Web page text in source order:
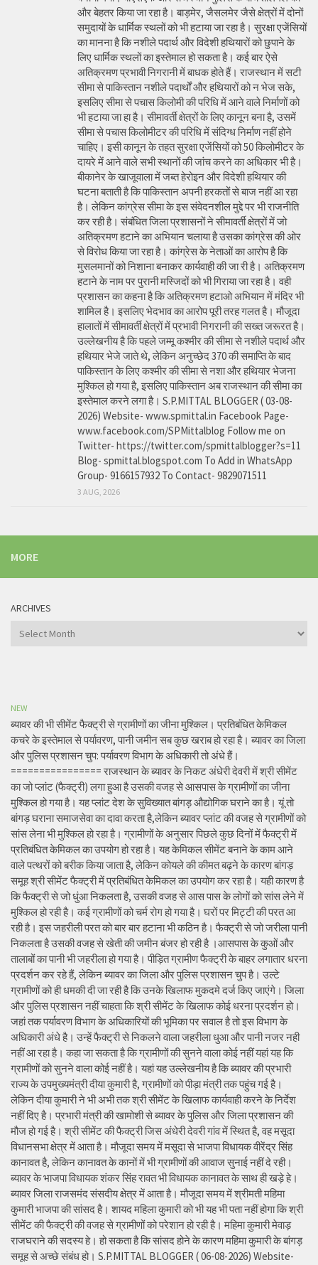
और बेहतर किया जा रहा है। बाड़मेर, जैसलमेर जैसे क्षेत्रों में दोनों
समुदायों के धार्मिक स्थलों को भी हटाया जा रहा है। सुरक्षा एजेंसियों
का मानना है कि नशीले पदार्थ और विदेशी हथियारों को छुपाने के
लिए धार्मिक स्थलों का इस्तेमाल हो सकता है। कई बार ऐसे
अतिक्रमण प्रभावी निगरानी में बाधक होते हैं। राजस्थान में सटी
सीमा से पाकिस्तान नशीले पदार्थों और हथियारों को न भेज सके,
इसलिए सीमा से पचास किलोमी की परिधि में आने वाले निर्माणों को
भी हटाया जा हा है। सीमावर्ती क्षेत्रों के लिए कानून बना है, उसमें
सीमा से पचास किलोमीटर की परिधि में संदिग्ध निर्माण नहीं होने
चाहिए। इसी कानून के तहत सुरक्षा एजेंसियों को 50 किलोमीटर के
दायरे में आने वाले सभी स्थानों की जांच करने का अधिकार भी है।
बीकानेर के खाजूवाला में जब्त हेरोइन और विदेशी हथियार की
घटना बताती है कि पाकिस्तान अपनी हरकतों से बाज नहीं आ रहा
है। लेकिन कांग्रेस सीमा के इस संवेदनशील मुद्दे पर भी राजनीति
कर रही है। संबंधित जिला प्रशासनों ने सीमावर्ती क्षेत्रों में जो
अतिक्रमण हटाने का अभियान चलाया है उसका कांग्रेस की ओर
से विरोध किया जा रहा है। कांग्रेस के नेताओं का आरोप है कि
मुसलमानों को निशाना बनाकर कार्यवाही की जा री है। अतिक्रमण
हटाने के नाम पर पुरानी मस्जिदों को भी गिराया जा रहा है। वही
प्रशासन का कहना है कि अतिक्रमण हटाओ अभियान में मंदिर भी
शामिल है। इसलिए भेदभाव का आरोप पूरी तरह गलत है। मौजूदा
हालातों में सीमावर्ती क्षेत्रों में प्रभावी निगरानी की सख्त जरूरत है।
उल्लेखनीय है कि पहले जम्मू कश्मीर की सीमा से नशीले पदार्थ और
हथियार भेजे जाते थे, लेकिन अनुच्छेद 370 की समाप्ति के बाद
पाकिस्तान के लिए कश्मीर की सीमा से नशा और हथियार भेजना
मुश्किल हो गया है, इसलिए पाकिस्तान अब राजस्थान की सीमा का
इस्तेमाल करने लगा है। S.P.MITTAL BLOGGER ( 03-08-
2026) Website- www.spmittal.in Facebook Page-
www.facebook.com/SPMittalblog Follow me on
Twitter- https://twitter.com/spmittalblogger?s=11
Blog- spmittal.blogspot.com To Add in WhatsApp
Group- 9166157932 To Contact- 9829071511
3 AUG, 2026
MORE
ARCHIVES
Archives
NEW
ब्यावर की भी सीमेंट फैक्ट्री से ग्रामीणों का जीना मुश्किल। प्रतिबंधित केमिकल
कचरे के इस्तेमाल से पर्यावरण, पानी जमीन सब कुछ खराब हो रहा है। ब्यावर का जिला
और पुलिस प्रशासन चुप: पर्यावरण विभाग के अधिकारी तो अंधे हैं।
================ राजस्थान के ब्यावर के निकट अंधेरी देवरी में श्री सीमेंट
का जो प्लांट (फैक्ट्री) लगा हुआ है उसकी वजह से आसपास के ग्रामीणों का जीना
मुश्किल हो गया है। यह प्लांट देश के सुविख्यात बांगड़ औद्योगिक घराने का है। यूं तो
बांगड़ घराना समाजसेवा का दावा करता है,लेकिन ब्यावर प्लांट की वजह से ग्रामीणों को
सांस लेना भी मुश्किल हो रहा है। ग्रामीणों के अनुसार पिछले कुछ दिनों में फैक्ट्री में
प्रतिबंधित केमिकल का उपयोग हो रहा है। यह केमिकल सीमेंट बनाने के काम आने
वाले पत्थरों को बरीक किया जाता है, लेकिन कोयले की कीमत बढ़ने के कारण बांगड़
समूह श्री सीमेंट फैक्ट्री में प्रतिबंधित केमिकल का उपयोग कर रहा है। यही कारण है
कि फैक्ट्री से जो धुंआ निकलता है, उसकी वजह से आस पास के लोगों को सांस लेने में
मुश्किल हो रही है। कई ग्रामीणों को चर्म रोग हो गया है। घरों पर मिट्टी की परत आ
रही है। इस जहरीली परत को बार बार हटाना भी कठिन है। फैक्ट्री से जो जरीला पानी
निकलता है उसकी वजह से खेती की जमीन बंजर हो रही है ।आसपास के कुओं और
तालाबों का पानी भी जहरीला हो गया है। पीड़ित ग्रामीण फैक्ट्री के बाहर लगातार धरना
प्रदर्शन कर रहे हैं, लेकिन ब्यावर का जिला और पुलिस प्रशासन चुप है। उल्टे
ग्रामीणों को ही धमकी दी जा रही है कि उनके खिलाफ मुकदमे दर्ज किए जाएंगे। जिला
और पुलिस प्रशासन नहीं चाहता कि श्री सीमेंट के खिलाफ कोई धरना प्रदर्शन हो।
जहां तक पर्यावरण विभाग के अधिकारियों की भूमिका पर सवाल है तो इस विभाग के
अधिकारी अंधे है। उन्हें फैक्ट्री से निकलने वाला जहरीला धुआ और पानी नजर नही
नहीं आ रहा है। कहा जा सकता है कि ग्रामीणों की सुनने वाला कोई नहीं यहां यह कि
ग्रामीणों को सुनने वाला कोई नहीं है। यहां यह उल्लेखनीय है कि ब्यावर की प्रभारी
राज्य के उपमुख्यमंत्री दीया कुमारी है, ग्रामीणों को पीड़ा मंत्री तक पहुंच गई है।
लेकिन दीया कुमारी ने भी अभी तक श्री सीमेंट के खिलाफ कार्यवाही करने के निर्देश
नहीं दिए है। प्रभारी मंत्री की खामोशी से ब्यावर के पुलिस और जिला प्रशासन की
मौज हो गई है। श्री सीमेंट की फैक्ट्री जिस अंधेरी देवरी गांव में स्थित है, वह मसूदा
विधानसभा क्षेत्र में आता है। मौजूदा समय में मसूदा से भाजपा विधायक वीरेंद्र सिंह
कानावत है, लेकिन कानावत के कानों में भी ग्रामीणों की आवाज सुनाई नहीं दे रही।
ब्यावर के भाजपा विधायक शंकर सिंह रावत भी विधायक कानावत के साथ ही खड़े हे।
ब्यावर जिला राजसमंद संसदीय क्षेत्र में आता है। मौजूदा समय में श्रीमती महिमा
कुमारी भाजपा की सांसद है। शायद महिला कुमारी को भी यह भी पता नहीं होगा कि श्री
सीमेंट की फैक्ट्री की वजह से ग्रामीणों को परेशान हो रही है। महिमा कुमारी मेवाड़
राजघराने की सदस्य हे। हो सकता है कि सांसद होने के कारण महिमा कुमारी के बांगड़
समूह से अच्छे संबंध हो। S.P.MITTAL BLOGGER ( 06-08-2026) Website-